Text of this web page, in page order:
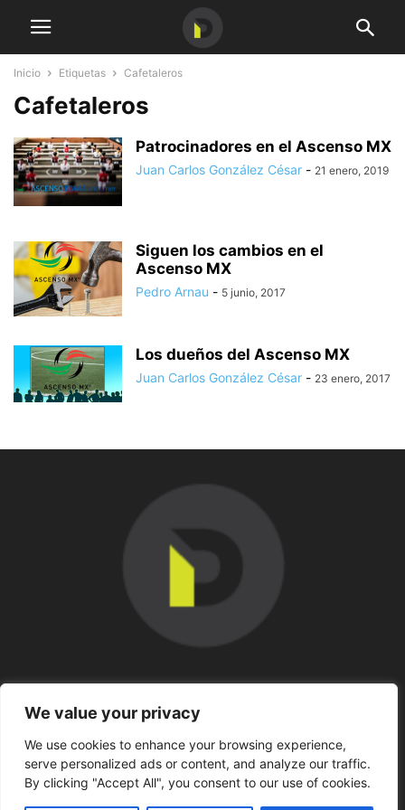
We value your privacy
We use cookies to enhance your browsing experience,
serve personalized ads or content, and analyze our traffic.
By clicking "Accept All", you consent to our use of cookies.
Inicio Etiquetas Cafetaleros
Cafetaleros
Patrocinadores en el Ascenso MX
Juan Carlos González César - 21 enero, 2019
Siguen los cambios en el
Ascenso MX
Pedro Arnau - 5 junio, 2017
Los dueños del Ascenso MX
Juan Carlos González César - 23 enero, 2017
SÍGUENOS